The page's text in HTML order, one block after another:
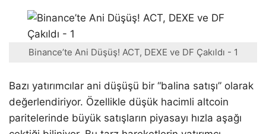
Binance’te Ani Düşüş! ACT, DEXE ve DF Çakıldı - 1
Bazı yatırımcılar ani düşüşü bir “balina satışı” olarak
değerlendiriyor. Özellikle düşük hacimli altcoin
paritelerinde büyük satışların piyasayı hızla aşağı